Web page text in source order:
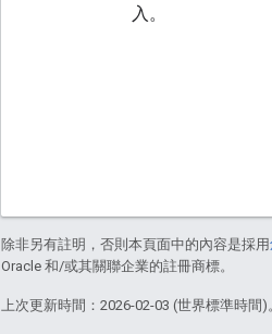
入。
除非另有註明，否則本頁面中的內容是採用
Oracle 和/或其關聯企業的註冊商標。
上次更新時間：2026-02-03 (世界標準時間)